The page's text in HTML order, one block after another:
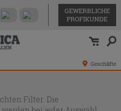
GEWERBLICHE
PROFIKUNDE
Geschäfte
Filter. Die